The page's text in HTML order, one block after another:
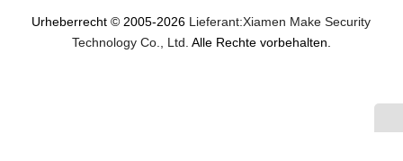
Urheberrecht © 2005-2026 Lieferant:Xiamen Make Security
Technology Co., Ltd. Alle Rechte vorbehalten.